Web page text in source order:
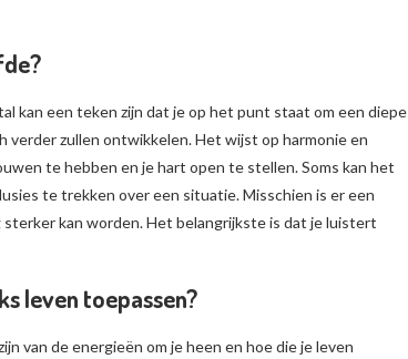
kan een teken zijn dat je op het punt staat om een diepe
verder zullen ontwikkelen. Het wijst op harmonie en
te hebben en je hart open te stellen. Soms kan het
te trekken over een situatie. Misschien is er een
kan worden. Het belangrijkste is dat je luistert
leven toepassen?
van de energieën om je heen en hoe die je leven